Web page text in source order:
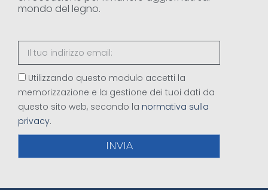
mondo del legno.
Utilizzando questo modulo accetti la
memorizzazione e la gestione dei tuoi dati da
questo sito web, secondo la normativa sulla
privacy.
INVIA